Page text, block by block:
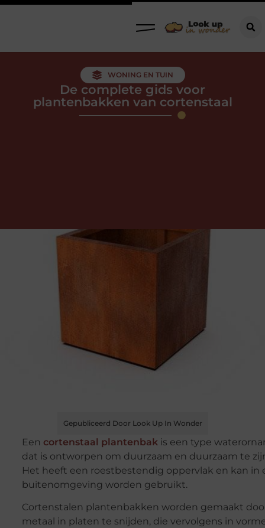
WONING EN TUIN
De complete gids voor
plantenbakken van cortenstaal
Gepubliceerd Door Look Up In Wonder
Een cortenstaal plantenbakis een type
dat is ontworpen om duurzaam en duurzaam te
Het heeft een roestbestendig oppervlak en kan in
buitenomgeving worden gebruikt.
Cortenstalen plantenbakken worden gemaakt
metaal in platen te snijden, die vervolgens in